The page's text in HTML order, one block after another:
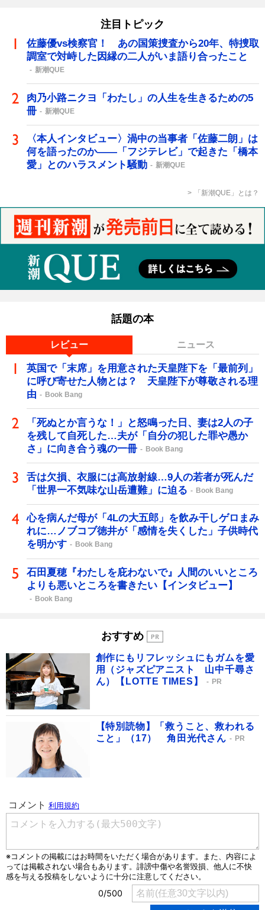
注目トピック
佐藤優vs検察官！ あの国策捜査から20年、特捜取
調室で対峙した因縁の二人がいま語り合ったこと
新潮QUE
肉乃小路ニクヨ「わたし」の人生を生きるための5
冊
新潮QUE
〈本人インタビュー〉渦中の当事者「佐藤二朗」は
何を語ったのか――「フジテレビ」で起きた「橋本
愛」とのハラスメント騒動
新潮QUE
「新潮QUE」とは？
話題の本
レビュー ニュース
英国で「末席」を用意された天皇陛下を「最前列」
に呼び寄せた人物とは？ 天皇陛下が尊敬される理
由
Book Bang
「死ぬとか言うな！」と怒鳴った日、妻は2人の子
を残して自死した…夫が「自分の犯した罪や愚か
さ」に向き合う魂の一冊
Book Bang
舌は欠損、衣服には高放射線…9人の若者が死んだ
「世界一不気味な山岳遭難」に迫る
Book Bang
心を病んだ母が「4Lの大五郎」を飲み干しゲロまみ
れに…ノブコブ徳井が「感情を失くした」子供時代
を明かす
Book Bang
石田夏穂『わたしを庇わないで』人間のいいところ
よりも悪いところを書きたい【インタビュー】
Book Bang
おすすめ
創作にもリフレッシュにもガムを愛
用（ジャズピアニスト 山中千尋さ
ん）【LOTTE TIMES】
PR
【特別読物】「救うこと、救われる
こと」（17） 角田光代さん
PR